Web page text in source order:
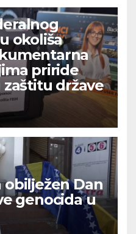
okoliša
priride
države
obilježen Dan
genocida u